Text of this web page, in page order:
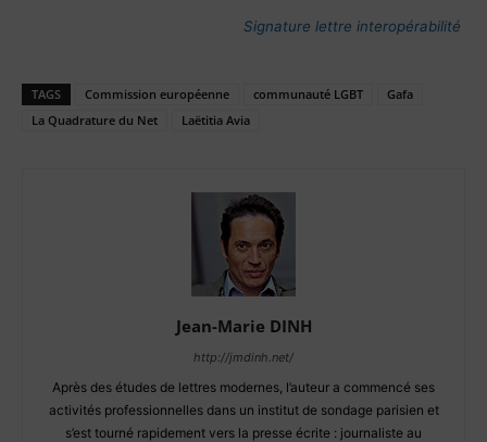
Signature lettre interopérabilité
TAGS Commission européenne communauté LGBT
Gafa
La Quadrature du Net
Laëtitia Avia
Jean-Marie DINH
http://jmdinh.net/
Après des études de lettres modernes, l’auteur a commencé ses
activités professionnelles dans un institut de sondage parisien et
s’est tourné rapidement vers la presse écrite : journaliste au